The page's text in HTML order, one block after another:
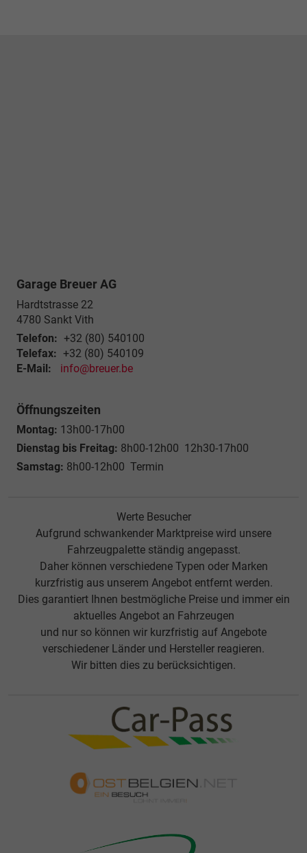
Garage Breuer AG
Hardtstrasse 22
4780 Sankt Vith
Telefon: +32 (80) 540100
Telefax: +32 (80) 540109
E-Mail:
info@breuer.be
Öffnungszeiten
Montag: 13h00-17h00
Dienstag bis Freitag: 8h00-12h00 12h30-17h00
Samstag: 8h00-12h00 Termin
Werte Besucher
Aufgrund schwankender Marktpreise wird unsere
Fahrzeugpalette ständig angepasst.
Daher können verschiedene Typen oder Marken
kurzfristig aus unserem Angebot entfernt werden.
Dies garantiert Ihnen bestmögliche Preise und immer ein
aktuelles Angebot an Fahrzeugen
und nur so können wir kurzfristig auf Angebote
verschiedener Länder und Hersteller reagieren.
Wir bitten dies zu berücksichtigen.